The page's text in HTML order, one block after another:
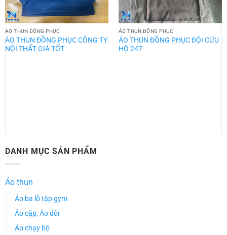
ÁO THUN ĐỒNG PHỤC
ÁO THUN ĐỒNG PHỤC CÔNG TY
NỘI THẤT GIÁ TỐT
ÁO THUN ĐỒNG PHỤC
ÁO THUN ĐỒNG PHỤC ĐỘI CỨU
HỘ 247
DANH MỤC SẢN PHẨM
Áo thun
Áo ba lỗ tập gym
Áo cặp, Áo đôi
Áo chạy bộ